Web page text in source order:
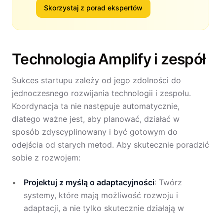
Skorzystaj z porad ekspertów
Technologia Amplify i zespół
Sukces startupu zależy od jego zdolności do
jednoczesnego rozwijania technologii i zespołu.
Koordynacja ta nie następuje automatycznie,
dlatego ważne jest, aby planować, działać w
sposób zdyscyplinowany i być gotowym do
odejścia od starych metod. Aby skutecznie poradzić
sobie z rozwojem:
Projektuj z myślą o adaptacyjności: Twórz
systemy, które mają możliwość rozwoju i
adaptacji, a nie tylko skutecznie działają w